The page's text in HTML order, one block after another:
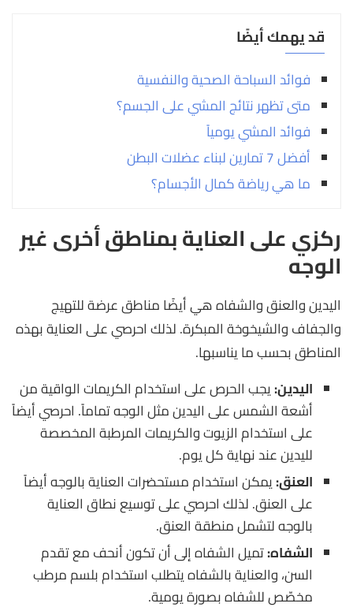
قد يهمك أيضًا
فوائد السباحة الصحية والنفسية
متى تظهر نتائج المشي على الجسم؟
فوائد المشي يومياً
أفضل 7 تمارين لبناء عضلات البطن
ما هي رياضة كمال الأجسام؟
ركزي على العناية بمناطق أخرى غير
الوجه
اليدين والعنق والشفاه هي أيضًا مناطق عرضة للتهيج
والجفاف والشيخوخة المبكرة. لذلك احرصي على العناية بهذه
المناطق بحسب ما يناسبها.
اليدين:يجب الحرص على استخدام الكريمات الواقية من
أشعة الشمس على اليدين مثل الوجه تماماً. احرصي أيضاً
على استخدام الزيوت والكريمات المرطبة المخصصة
لليدين عند نهاية كل يوم.
العنق:يمكن استخدام مستحضرات العناية بالوجه أيضاً
على العنق. لذلك احرصي على توسيع نطاق العناية
بالوجه لتشمل منطقة العنق.
الشفاه:تميل الشفاه إلى أن تكون أنحف مع تقدم
السن، والعناية بالشفاه يتطلب استخدام بلسم مرطب
مخصّص للشفاه بصورة يومية.